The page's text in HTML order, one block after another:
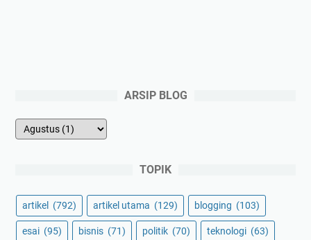
ARSIP BLOG
TOPIK
artikel (792) artikel utama (129) blogging (103)
esai (95) bisnis (71) politik (70) teknologi (63)